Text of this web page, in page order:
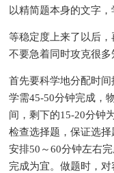
以精简题本身的文字，
等稳定度上来了以后
不要急着同时攻克很多
首先要科学地分配时
学需45-50分钟完成，
间，剩下的15-20分钟
检查选择题，保证选
安排50～60分钟左右
完成为宜。做题时，